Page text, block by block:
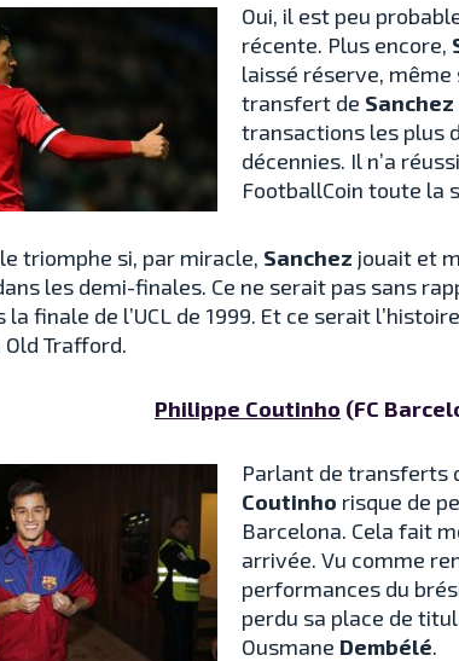
Oui, il est peu
récente. Plus encore,
laissé réserve, même
transfert de Sanchez
transactions les plus
décennies. Il n’a
FootballCoin toute la
triomphe si, par miracle, Sanchez jouait et
les demi-finales. Ce ne serait pas sans
la finale de l’UCL de 1999. Et ce serait
Old Trafford.
Philippe Coutinho (FC
Parlant de transferts
Coutinho risque de
Barcelona. Cela fait
arrivée. Vu comme
performances du
perdu sa place de
Ousmane Dembélé.